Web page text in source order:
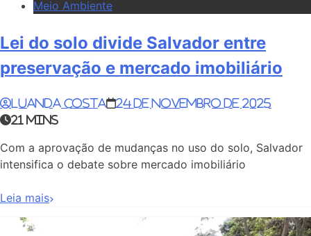
Meio Ambiente
Lei do solo divide Salvador entre
preservação e mercado imobiliário
Luanda Costa
24 de novembro de 2025
21 mins
Com a aprovação de mudanças no uso do solo, Salvador
intensifica o debate sobre mercado imobiliário
Leia mais